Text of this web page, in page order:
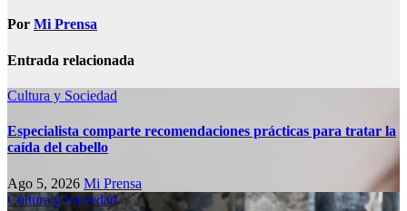
Por Mi Prensa
Entrada relacionada
Cultura y Sociedad
Especialista comparte recomendaciones prácticas para tratar la
caída del cabello
Ago 5, 2026 Mi Prensa
Cultura y Sociedad